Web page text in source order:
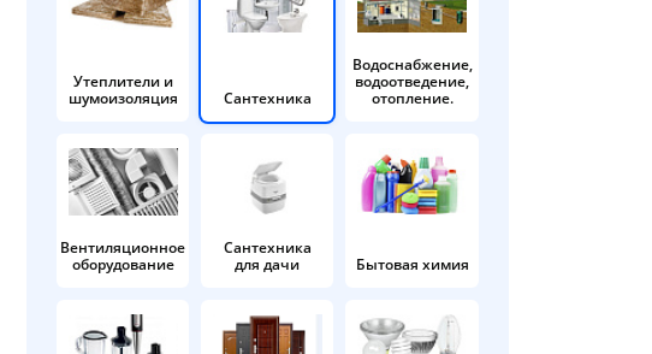
Утеплители и
шумоизоляция
Сантехника
Водоснабжение,
водоотведение,
отопление.
Вентиляционное
оборудование
Сантехника
для дачи
Бытовая химия